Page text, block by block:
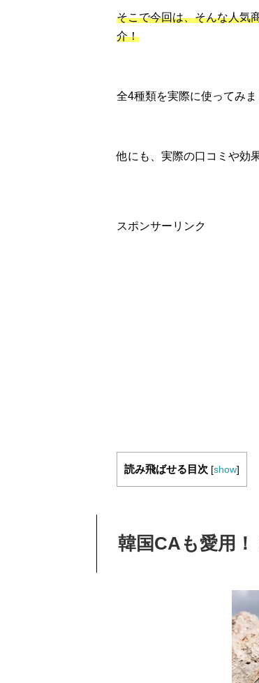
そこで今回は、そんな人気
介！
全4種類を実際に使ってみ
他にも、実際の口コミや効
スポンサーリンク
読み飛ばせる目次 [show]
韓国CAも愛用